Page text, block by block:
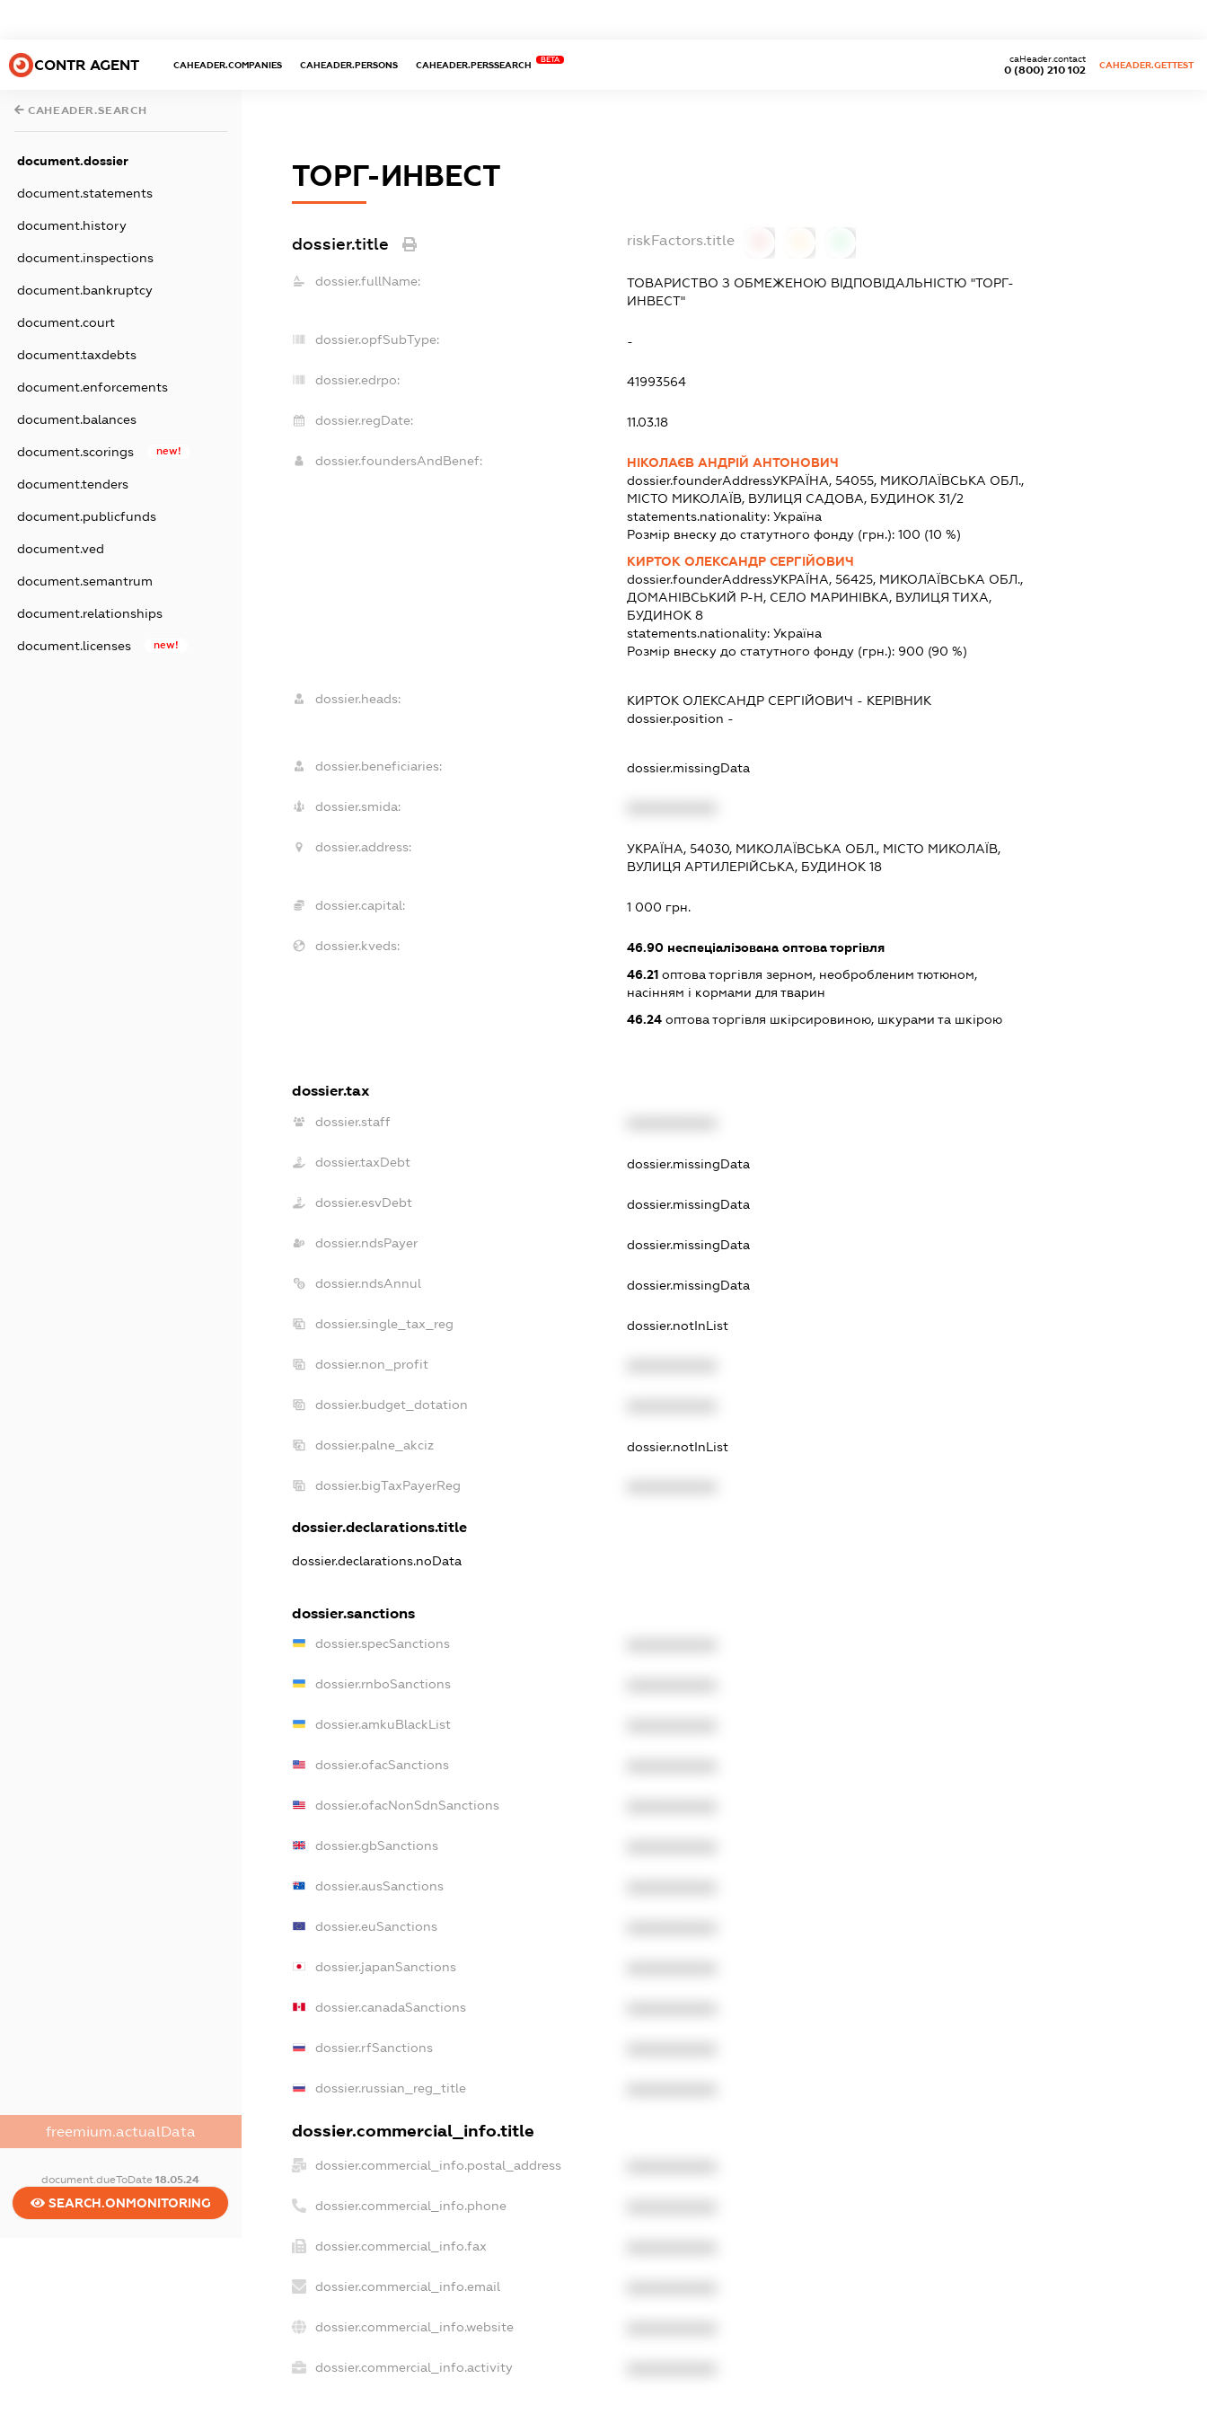
CONTR AGENT CAHEADER.COMPANIES CAHEADER.PERSONS CAHEADER.PERSSEARCH
BETA
0 (800) 210 102
caHeader.contact
CAHEADER.GETTEST
CAHEADER.SEARCH
document.dossier
document.statements
document.history
document.inspections
document.bankruptcy
document.court
document.taxdebts
document.enforcements
document.balances
document.scorings new!
document.tenders
document.publicfunds
document.ved
document.semantrum
document.relationships
document.licenses new!
freemium.actualData
document.dueToDate18.05.24
SEARCH.ONMONITORING
ТОРГ-ИНВЕСТ
dossier.title riskFactors.title
dossier.fullName:
ТОВАРИСТВО З ОБМЕЖЕНОЮ ВІДПОВІДАЛЬНІСТЮ "ТОРГ-
ИНВЕСТ"
dossier.opfSubType: -
dossier.edrpo: 41993564
dossier.regDate: 11.03.18
dossier.foundersAndBenef:
НІКОЛАЄВ АНДРІЙ АНТОНОВИЧ
dossier.founderAddressУКРАЇНА, 54055, МИКОЛАЇВСЬКА ОБЛ.,
МІСТО МИКОЛАЇВ, ВУЛИЦЯ САДОВА, БУДИНОК 31/2
statements.nationality: Україна
Розмір внеску до статутного фонду (грн.): 100 (10 %)
КИРТОК ОЛЕКСАНДР СЕРГІЙОВИЧ
dossier.founderAddressУКРАЇНА, 56425, МИКОЛАЇВСЬКА ОБЛ.,
ДОМАНІВСЬКИЙ Р-Н, СЕЛО МАРИНІВКА, ВУЛИЦЯ ТИХА,
БУДИНОК 8
statements.nationality: Україна
Розмір внеску до статутного фонду (грн.): 900 (90 %)
dossier.heads: КИРТОК ОЛЕКСАНДР СЕРГІЙОВИЧ - КЕРІВНИК
dossier.position -
dossier.beneficiaries: dossier.missingData
dossier.smida:
dossier.address:
УКРАЇНА, 54030, МИКОЛАЇВСЬКА ОБЛ., МІСТО МИКОЛАЇВ,
ВУЛИЦЯ АРТИЛЕРІЙСЬКА, БУДИНОК 18
dossier.capital: 1 000 грн.
dossier.kveds: 46.90неспеціалізована оптова торгівля
46.21оптова торгівля зерном, необробленим тютюном,
насінням і кормами для тварин
46.24оптова торгівля шкірсировиною, шкурами та шкірою
dossier.tax
dossier.staff
dossier.taxDebt dossier.missingData
dossier.esvDebt dossier.missingData
dossier.ndsPayer dossier.missingData
dossier.ndsAnnul dossier.missingData
dossier.single_tax_reg dossier.notInList
dossier.non_profit
dossier.budget_dotation
dossier.palne_akciz dossier.notInList
dossier.bigTaxPayerReg
dossier.declarations.title
dossier.declarations.noData
dossier.sanctions
dossier.specSanctions
dossier.rnboSanctions
dossier.amkuBlackList
dossier.ofacSanctions
dossier.ofacNonSdnSanctions
dossier.gbSanctions
dossier.ausSanctions
dossier.euSanctions
dossier.japanSanctions
dossier.canadaSanctions
dossier.rfSanctions
dossier.russian_reg_title
dossier.commercial_info.title
dossier.commercial_info.postal_address
dossier.commercial_info.phone
dossier.commercial_info.fax
dossier.commercial_info.email
dossier.commercial_info.website
dossier.commercial_info.activity